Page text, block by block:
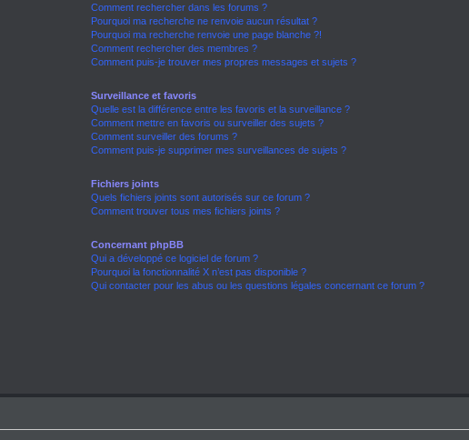
Comment rechercher dans les forums ?
Pourquoi ma recherche ne renvoie aucun résultat ?
Pourquoi ma recherche renvoie une page blanche ?!
Comment rechercher des membres ?
Comment puis-je trouver mes propres messages et sujets ?
Surveillance et favoris
Quelle est la différence entre les favoris et la surveillance ?
Comment mettre en favoris ou surveiller des sujets ?
Comment surveiller des forums ?
Comment puis-je supprimer mes surveillances de sujets ?
Fichiers joints
Quels fichiers joints sont autorisés sur ce forum ?
Comment trouver tous mes fichiers joints ?
Concernant phpBB
Qui a développé ce logiciel de forum ?
Pourquoi la fonctionnalité X n’est pas disponible ?
Qui contacter pour les abus ou les questions légales concernant ce forum ?